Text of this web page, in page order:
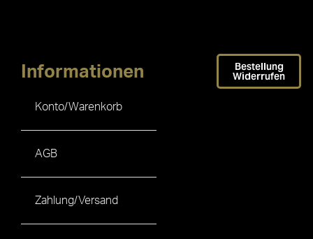
Informationen
Konto/Warenkorb
AGB
Zahlung/Versand
Bestellung
Widerrufen